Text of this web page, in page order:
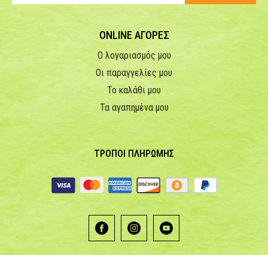
ONLINE ΑΓΟΡΕΣ
Ο λογαριασμός μου
Οι παραγγελίες μου
Το καλάθι μου
Τα αγαπημένα μου
ΤΡΟΠΟΙ ΠΛΗΡΩΜΗΣ